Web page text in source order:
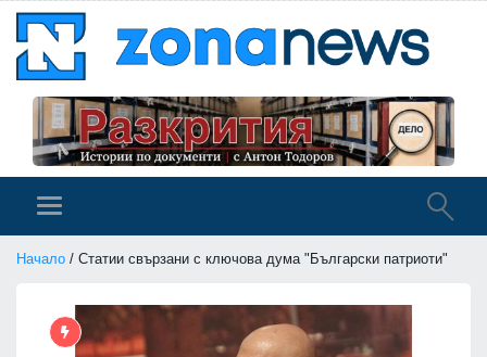
Начало / Статии свързани с ключова дума "Български патриоти"